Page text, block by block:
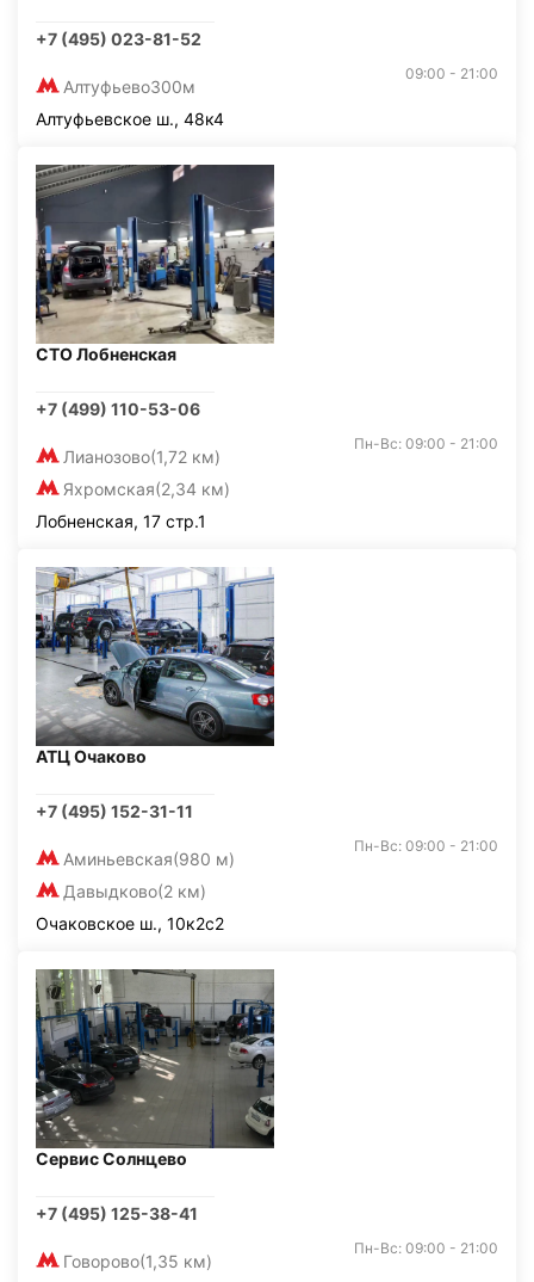
+7 (495) 023-81-52
Алтуфьево300м
09:00 - 21:00
Алтуфьевское ш., 48к4
СТО Лобненская
+7 (499) 110-53-06
Лианозово(1,72 км)
Яхромская(2,34 км)
Пн-Вс: 09:00 - 21:00
Лобненская, 17 стр.1
АТЦ Очаково
+7 (495) 152-31-11
Аминьевская(980 м)
Давыдково(2 км)
Пн-Вс: 09:00 - 21:00
Очаковское ш., 10к2с2
Сервис Солнцево
+7 (495) 125-38-41
Говорово(1,35 км)
Пн-Вс: 09:00 - 21:00